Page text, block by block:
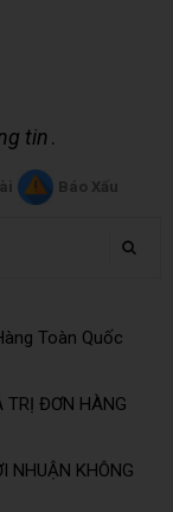
tin.
Báo Xấu
Toàn Quốc
TRỊ ĐƠN HÀNG
NHUẬN KHÔNG